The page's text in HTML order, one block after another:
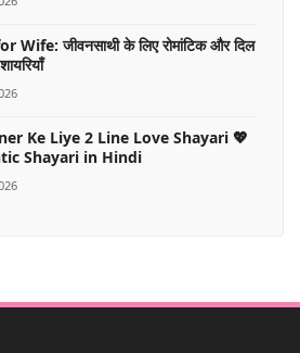
Wife: जीवनसाथी के लिए रोमांटिक और दिल
Ke Liye 2 Line Love Shayari 💖
Shayari in Hindi